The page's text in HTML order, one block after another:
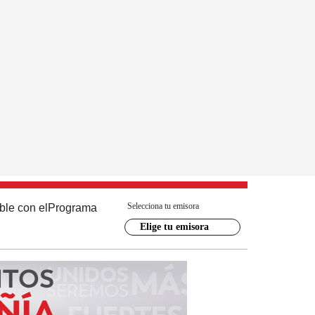
con el Programa Selecciona tu emisora
Elige tu emisora